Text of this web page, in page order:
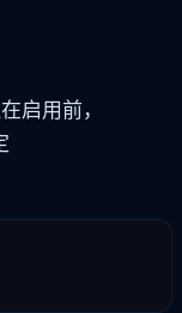
启用前，